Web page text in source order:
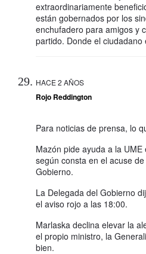
extraordinariamente
están gobernados por los
enchufadero para amigos y
partido. Donde el ciudadano
HACE 2 AÑOS
Rojo Reddington
Para noticias de prensa, lo
Mazón pide ayuda a la
según consta en el acuse
Gobierno.
La Delegada del Gobierno
el aviso rojo a las 18:00.
Marlaska declina elevar la
el propio ministro, la
bien.